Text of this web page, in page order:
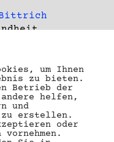
Bittrich
um Ihnen
zu bieten.
Betrieb der
helfen,
und
erstellen.
oder